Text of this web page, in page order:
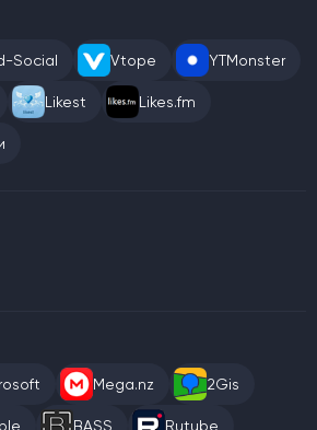
Social Vtope YTMonster
Likest Likes.fm
Mega.nz 2Gis
BASS Rutube